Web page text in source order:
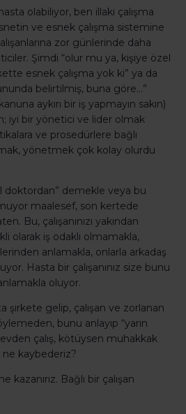
olabiliyor, ben illaki çalışma
ve esnek çalışma sistemine
zor günlerinde daha
Şimdi “olur mu ya, kişiye özel
esnek çalışma yok ki” ya da
belirtilmiş, buna göre…”
aykırı bir iş yapmayın sakın)
iyi bir yönetici ve lider olmak
ve prosedürlere bağlı
yönetmek çok kolay olurdu
doktordan” demekle veya bu
maalesef, son kertede
Bu, çalışanınızı yakından
olarak iş odaklı olmamakla,
anlamakla, onlarla arkadaş
Hasta bir çalışanınız size bunu
oluyor.
şirkete gelip, çalışan ve zorlanan
bunu anlayıp “yarın
çalış, kötüysen muhakkak
kaybederiz?
Bağlı bir çalışan